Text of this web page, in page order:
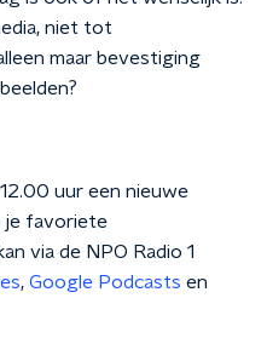
niet tot
maar bevestiging
uur een nieuwe
je favoriete
via de NPO Radio 1
, Google Podcasts en